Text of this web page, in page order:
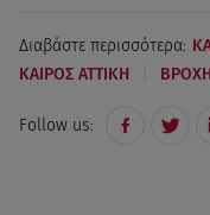
Διαβάστε περισσότερα:
ΚΑΙΡΟΣ ΑΤΤΙΚΗ
Follow us: